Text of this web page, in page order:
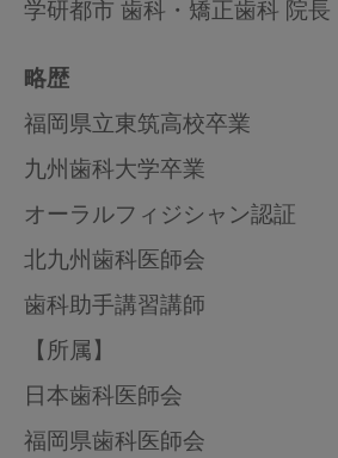
学研都市 歯科・矯正歯科 院長
略歴
福岡県立東筑高校卒業
九州歯科大学卒業
オーラルフィジシャン認証
北九州歯科医師会
歯科助手講習講師
【所属】
日本歯科医師会
福岡県歯科医師会